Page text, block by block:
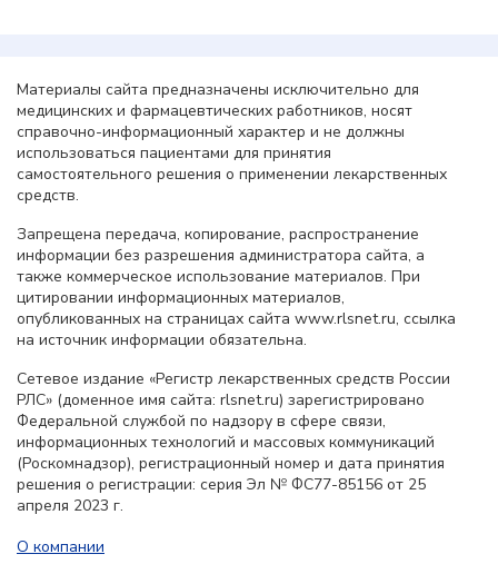
Материалы сайта предназначены исключительно для
медицинских и фармацевтических работников, носят
справочно-информационный характер и не должны
использоваться пациентами для принятия
самостоятельного решения о применении лекарственных
средств.
Запрещена передача, копирование, распространение
информации без разрешения администратора сайта, а
также коммерческое использование материалов. При
цитировании информационных материалов,
опубликованных на страницах сайта www.rlsnet.ru, ссылка
на источник информации обязательна.
Сетевое издание «Регистр лекарственных средств России
РЛС» (доменное имя сайта: rlsnet.ru) зарегистрировано
Федеральной службой по надзору в сфере связи,
информационных технологий и массовых коммуникаций
(Роскомнадзор), регистрационный номер и дата принятия
решения о регистрации: серия Эл № ФС77-85156 от 25
апреля 2023 г.
О компании